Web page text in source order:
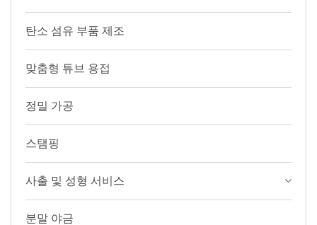
탄소 섬유 부품 제조
맞춤형 튜브 용접
정밀 가공
스탬핑
사출 및 성형 서비스
분말 야금